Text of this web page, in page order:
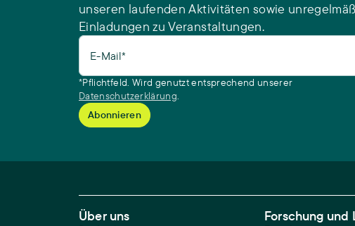
unseren laufenden Aktivitäten sowie
Einladungen zu Veranstaltungen.
E-Mail*
*Pflichtfeld. Wird genutzt entsprechend unserer
Datenschutzerklärung.
Footer Main Navigation
Über uns Forschung und